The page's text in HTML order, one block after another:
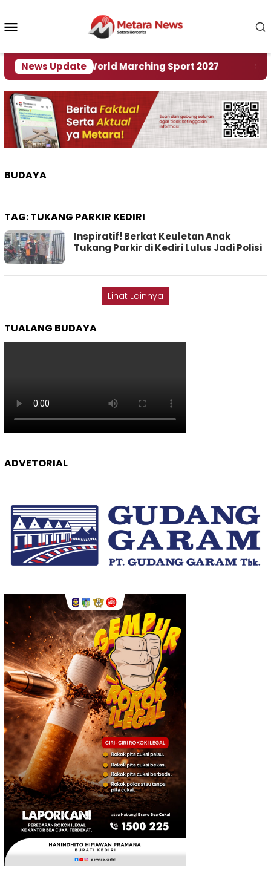
konten
News Update
Rumah World Marching Sport 2027 ‎Soal
BUDAYA
TAG:TUKANG PARKIR KEDIRI
Inspiratif! Berkat Keuletan Anak
Tukang Parkir di Kediri Lulus Jadi Polisi
Lihat Lainnya
TUALANG BUDAYA
ADVETORIAL